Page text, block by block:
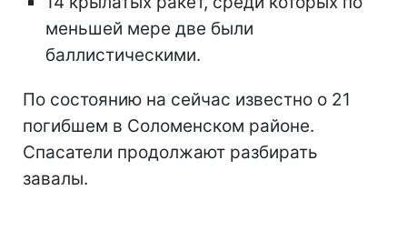
меньшей мере две были
баллистическими.
По состоянию на сейчас известно о 21
погибшем в Соломенском районе.
Спасатели продолжают разбирать
завалы.